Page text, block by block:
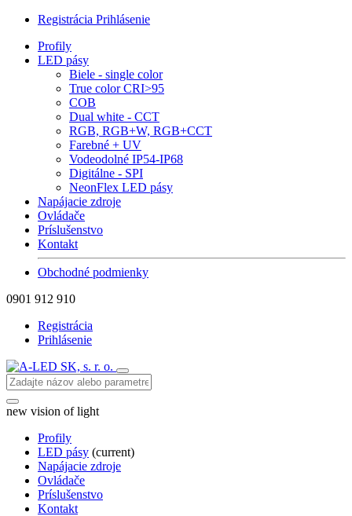
Registrácia Prihlásenie
Profily
LED pásy
Biele - single color
True color CRI>95
COB
Dual white - CCT
RGB, RGB+W, RGB+CCT
Farebné + UV
Vodeodolné IP54-IP68
Digitálne - SPI
NeonFlex LED pásy
Napájacie zdroje
Ovládače
Príslušenstvo
Kontakt
Obchodné podmienky
0901 912 910
Registrácia
Prihlásenie
new vision of light
Profily
LED pásy (current)
Napájacie zdroje
Ovládače
Príslušenstvo
Kontakt